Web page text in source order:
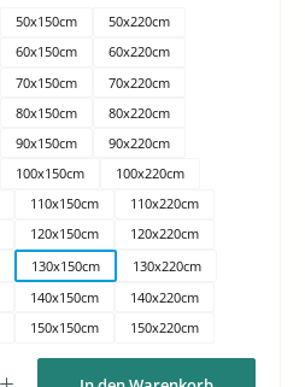
50x150cm
50x220cm
60x150cm
60x220cm
70x150cm
70x220cm
80x150cm
80x220cm
90x150cm
90x220cm
100x150cm
100x220cm
110x150cm
110x220cm
120x150cm
120x220cm
130x150cm
130x220cm
140x150cm
140x220cm
150x150cm 150x220cm